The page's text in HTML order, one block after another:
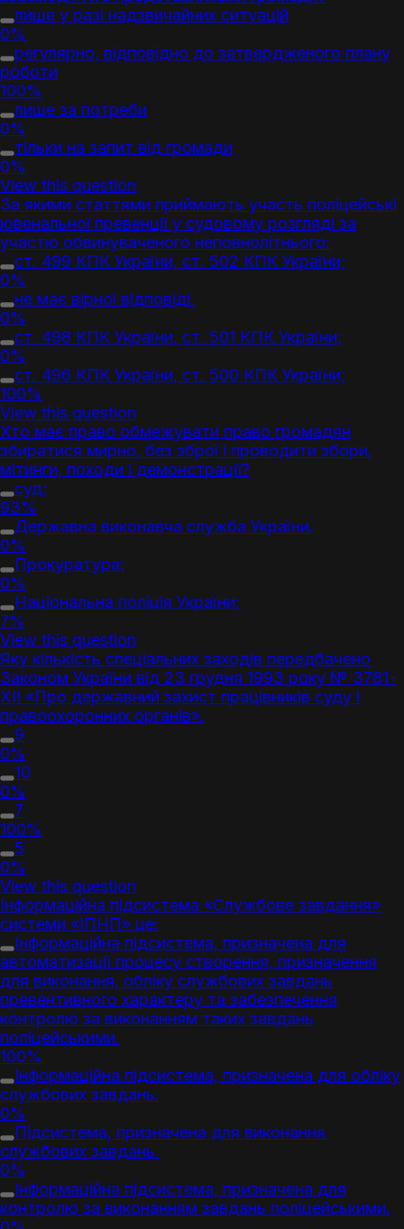
лише у разі надзвичайних ситуацій
0%
регулярно, відповідно до затвердженого плану
роботи
100%
лише за потреби
0%
тільки на запит від громади
0%
View this question
За якими статтями приймають участь поліцейські
ювенальної превенції у судовому розгляді за
участю обвинуваченого неповнолітнього:
ст. 499 КПК України, ст. 502 КПК України;
0%
не має вірної відповіді.
0%
ст. 498 КПК України, ст. 501 КПК України;
0%
ст. 496 КПК України, ст. 500 КПК України;
100%
View this question
Хто має право обмежувати право громадян
збиратися мирно, без зброї і проводити збори,
мітинги, походи і демонстрації?
суд;
93%
Державна виконавча служба України.
0%
Прокуратура;
0%
Національна поліція України;
7%
View this question
Яку кількість спеціальних заходів передбачено
Законом України від 23 грудня 1993 року № 3781-
XII «Про державний захист працівників суду і
правоохоронних органів».
9
0%
10
0%
7
100%
5
0%
View this question
Інформаційна підсистема «Службове завдання»
системи «ІПНП» це:
Інформаційна підсистема, призначена для
автоматизації процесу створення, призначення
для виконання, обліку службових завдань
превентивного характеру та забезпечення
контролю за виконанням таких завдань
поліцейськими.
100%
Інформаційна підсистема, призначена для обліку
службових завдань.
0%
Підсистема, призначена для виконання
службових завдань.
0%
Інформаційна підсистема, призначена для
контролю за виконанням завдань поліцейськими.